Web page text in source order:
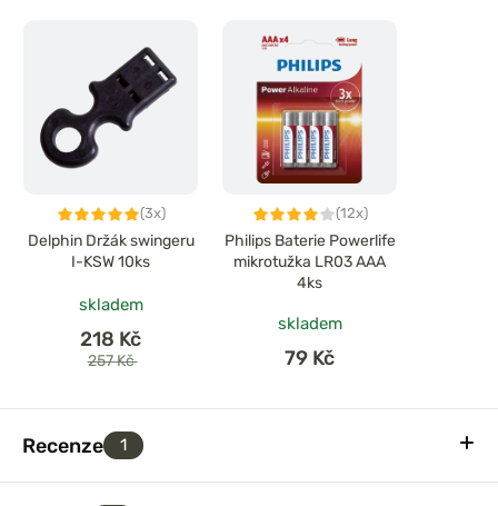
(3x)
Delphin Držák swingeru
I-KSW 10ks
skladem
218 Kč
257 Kč
(12x)
Philips Baterie Powerlife
mikrotužka LR03 AAA
4ks
skladem
79 Kč
Recenze 1